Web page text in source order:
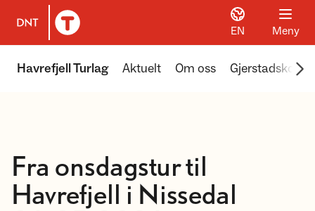
Til DNT.no forside
EN Meny
Havrefjell Turlag Aktuelt Om oss
Fra onsdagstur til
Havrefjell i Nissedal